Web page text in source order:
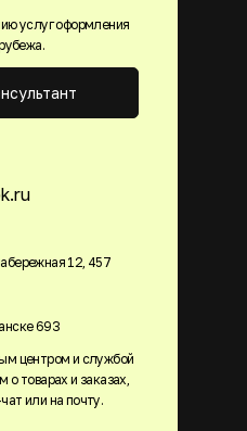
услуг оформления
12, 457
693
центром и службой
о товарах и заказах,
или на почту.